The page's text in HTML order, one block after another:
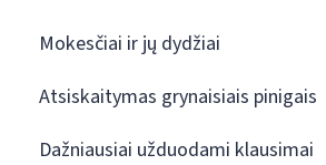
Mokesčiai ir jų dydžiai
Atsiskaitymas grynaisiais pinigais
Dažniausiai užduodami klausimai